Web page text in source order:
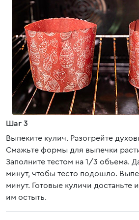
Шаг 3
Выпеките кулич. Разогрейте
Смажьте формы для выпечки
Заполните тестом на 1/3 объема.
минут, чтобы тесто подошло.
минут. Готовые куличи достаньте
им остыть.